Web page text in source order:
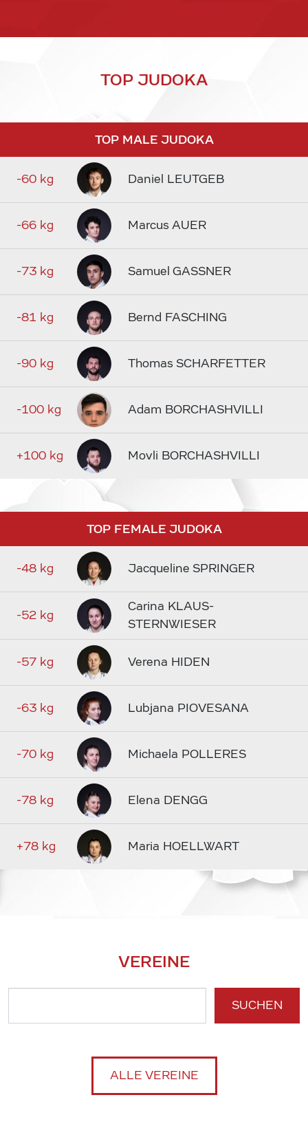
TOP JUDOKA
TOP MALE JUDOKA
-60 kg Daniel LEUTGEB
-66 kg Marcus AUER
-73 kg Samuel GASSNER
-81 kg Bernd FASCHING
-90 kg Thomas SCHARFETTER
-100 kg Adam BORCHASHVILLI
+100 kg Movli BORCHASHVILLI
TOP FEMALE JUDOKA
-48 kg Jacqueline SPRINGER
-52 kg
Carina KLAUS-
STERNWIESER
-57 kg Verena HIDEN
-63 kg Lubjana PIOVESANA
-70 kg Michaela POLLERES
-78 kg Elena DENGG
+78 kg Maria HOELLWART
VEREINE
SUCHEN
ALLE VEREINE